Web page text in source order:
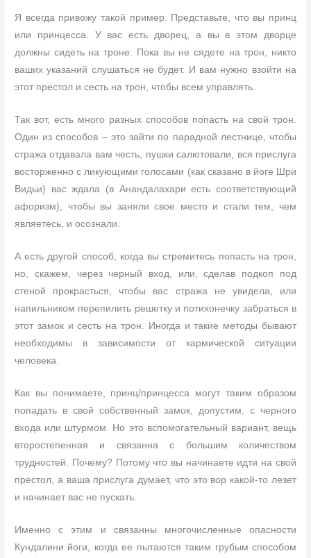
Я всегда привожу такой пример. Представьте, что вы принц
или принцесса. У вас есть дворец, а вы в этом дворце
должны сидеть на троне. Пока вы не сядете на трон, никто
ваших указаний слушаться не будет. И вам нужно взойти на
этот престол и сесть на трон, чтобы всем управлять.
Так вот, есть много разных способов попасть на свой трон.
Один из способов – это зайти по парадной лестнице, чтобы
стража отдавала вам честь, пушки салютовали, вся прислуга
восторженно с ликующими голосами (как сказано в йоге Шри
Видьи) вас ждала (в Анандалахари есть соответствующий
афоризм), чтобы вы заняли свое место и стали тем, чем
являетесь, и осознали.
А есть другой способ, когда вы стремитесь попасть на трон,
но, скажем, через черный вход, или, сделав подкоп под
стеной прокрасться, чтобы вас стража не увидела, или
напильником перепилить решетку и потихонечку забраться в
этот замок и сесть на трон. Иногда и такие методы бывают
необходимы в зависимости от кармической ситуации
человека.
Как вы понимаете, принц/принцесса могут таким образом
попадать в свой собственный замок, допустим, с черного
входа или штурмом. Но это вспомогательный вариант, вещь
второстепенная и связанна с большим количеством
трудностей. Почему? Потому что вы начинаете идти на свой
престол, а ваша прислуга думает, что это вор какой-то лезет
и начинает вас не пускать.
Именно с этим и связанны многочисленные опасности
Кундалини йоги, когда ее пытаются таким грубым способом